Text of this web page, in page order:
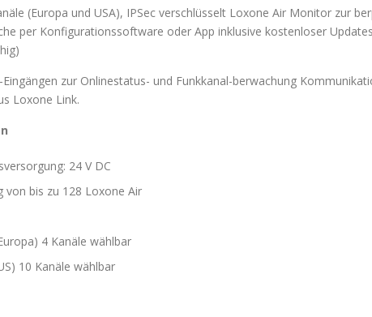
(Europa und USA), IPSec verschlüsselt Loxone Air Monitor zur
per Konfigurationssoftware oder App inklusive kostenloser
zur Onlinestatus- und Funkkanal-berwachung
Loxone Link.
24 V DC
von bis zu 128 Loxone Air
4 Kanäle wählbar
10 Kanäle wählbar